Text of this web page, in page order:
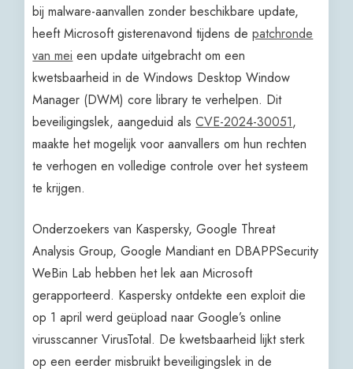
bij malware-aanvallen zonder beschikbare update,
heeft Microsoft gisterenavond tijdens depatchronde
van mei een update uitgebracht om een
kwetsbaarheid in de Windows Desktop Window
Manager (DWM) core library te verhelpen. Dit
beveiligingslek, aangeduid alsCVE-2024-30051,
maakte het mogelijk voor aanvallers om hun rechten
te verhogen en volledige controle over het systeem
te krijgen.
Onderzoekers van Kaspersky, Google Threat
Analysis Group, Google Mandiant en DBAPPSecurity
WeBin Lab hebben het lek aan Microsoft
gerapporteerd. Kaspersky ontdekte een exploit die
op 1 april werd geüpload naar Google’s online
virusscanner VirusTotal. De kwetsbaarheid lijkt sterk
op een eerder misbruikt beveiligingslek in de